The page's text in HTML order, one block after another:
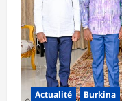
Actualité Burkina